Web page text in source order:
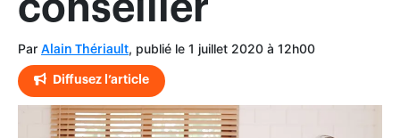
conseiller
Par Alain Thériault, publié le 1 juillet 2020 à 12h00
Diffusez l’article